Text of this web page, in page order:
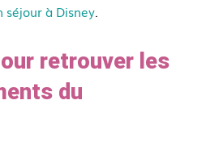
séjour à Disney.
retrouver les
du